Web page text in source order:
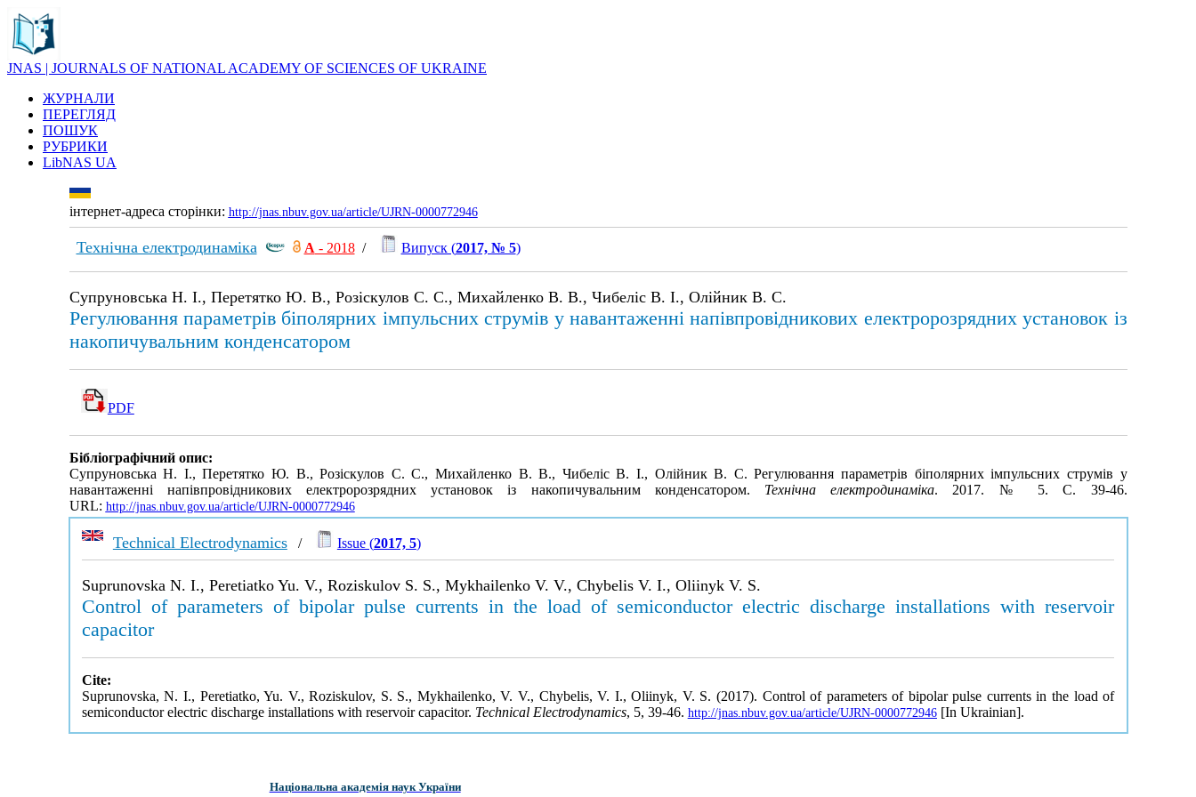
JNAS | JOURNALS OF NATIONAL ACADEMY OF SCIENCES OF UKRAINE
ЖУРНАЛИ
ПЕРЕГЛЯД
ПОШУК
РУБРИКИ
LibNAS UA
інтернет-адреса сторінки: http://jnas.nbuv.gov.ua/article/UJRN-0000772946
Технічна електродинаміка А - 2018/ Випуск (2017, № 5)
Супруновська Н. І., Перетятко Ю. В., Розіскулов С. С., Михайленко В. В., Чибеліс В. І., Олійник В. С.
Регулювання параметрів біполярних імпульсних струмів у навантаженні напівпровідникових електророзрядних установок із
накопичувальним конденсатором
PDF
Бібліографічний опис:
Супруновська Н. І., Перетятко Ю. В., Розіскулов С. С., Михайленко В. В., Чибеліс В. І., Олійник В. С. Регулювання параметрів біполярних імпульсних струмів у
навантаженні напівпровідникових електророзрядних установок із накопичувальним конденсатором. Технічна електродинаміка. 2017. № 5. С. 39-46.
URL: http://jnas.nbuv.gov.ua/article/UJRN-0000772946
Technical Electrodynamics/ Issue (2017, 5)
Suprunovska N. I., Peretiatko Yu. V., Roziskulov S. S., Mykhailenko V. V., Chybelis V. I., Oliinyk V. S.
Control of parameters of bipolar pulse currents in the load of semiconductor electric discharge installations with reservoir
capacitor
Cite:
Suprunovska, N. I., Peretiatko, Yu. V., Roziskulov, S. S., Mykhailenko, V. V., Chybelis, V. I., Oliinyk, V. S. (2017). Control of parameters of bipolar pulse currents in the load of
semiconductor electric discharge installations with reservoir capacitor. Technical Electrodynamics, 5, 39-46. http://jnas.nbuv.gov.ua/article/UJRN-0000772946[In Ukrainian].
Національна академія наук України